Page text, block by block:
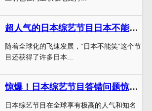
超人气的日本综艺节目日本不能笑为何走红全球？
随着全球化的飞速发展，“日本不能笑”这个节
目还获得了许多日本...
惊爆！日本综艺节目答错问题惊人后果大揭秘
日本综艺节目在全球享有极高的人气和知名